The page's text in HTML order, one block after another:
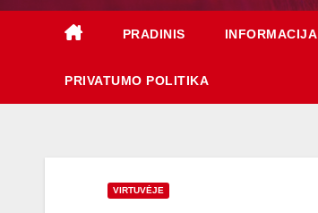
PRADINIS INFORMACIJA
PRIVATUMO POLITIKA
VIRTUVĖJE